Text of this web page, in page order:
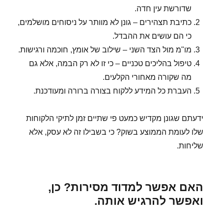
שדורשת עין חדה.
כתיבת תצהירים – גונן לא מוותר על ניסוחים מושלמים,
כי הם עושים את ההבדל.
מו"מ מול הצד השני – שילוב של אומץ, חוכמה ורגישות.
טיפול בהליכים טכניים – כי זו לא רק הבמה, אלא גם
מה שקורה מאחורי הקלעים.
העברת כל המידע ללקוח בצורה ברורה ומעודכנת.
ידעתם שגונן מקדיש כמעט פי שתיים זמן לתיקי הלקוחות
שלו לעומת הממוצע בשוק? כי בשבילו זה לא עסק, אלא
שליחות.
האם אפשר למדוד מסירות? כן,
ואפשר להרגיש אותה.